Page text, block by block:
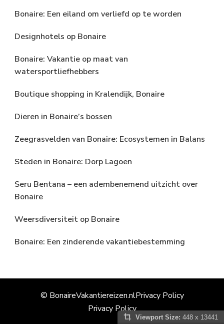
Bonaire: Een eiland om verliefd op te worden
Designhotels op Bonaire
Bonaire: Vakantie op maat van
watersportliefhebbers
Boutique shopping in Kralendijk, Bonaire
Dieren in Bonaire’s bossen
Zeegrasvelden van Bonaire: Ecosystemen in Balans
Steden in Bonaire: Dorp Lagoen
Seru Bentana – een adembenemend uitzicht over
Bonaire
Weersdiversiteit op Bonaire
Bonaire: Een zinderende vakantiebestemming
© BonaireVakantiereizen.nlPrivacy Policy
Privacy Policy
Viewport Size: 448 x 13441